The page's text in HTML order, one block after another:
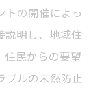
トの開催によっ
説明し、地域住
住民からの要望
ブルの未然防止